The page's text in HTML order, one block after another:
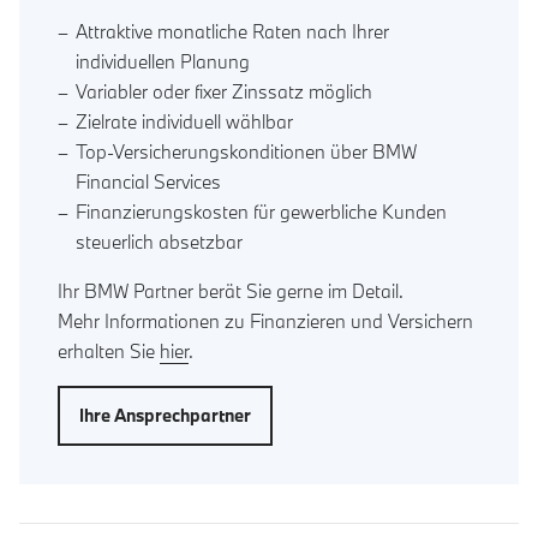
Attraktive monatliche Raten nach Ihrer
individuellen Planung
Variabler oder fixer Zinssatz möglich
Zielrate individuell wählbar
Top-Versicherungskonditionen über BMW
Financial Services
Finanzierungskosten für gewerbliche Kunden
steuerlich absetzbar
Ihr BMW Partner berät Sie gerne im Detail.
Mehr Informationen zu Finanzieren und Versichern
erhalten Sie hier.
Ihre Ansprechpartner